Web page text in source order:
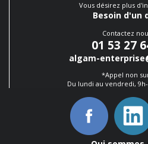
Vous désirez plus
Besoin d'un
Contactez
01 53 27
algam-
*Appel non
Du lundi au vendredi,